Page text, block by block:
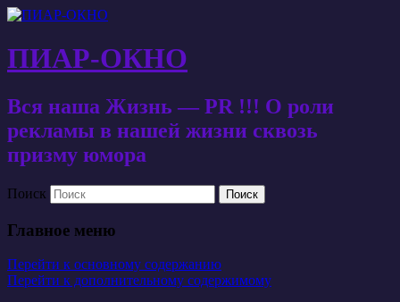
ПИАР-ОКНО
Вся наша Жизнь — PR !!! О роли
рекламы в нашей жизни сквозь
призму юмора
Поиск
Главное меню
Перейти к основному содержанию
Перейти к дополнительному содержимому